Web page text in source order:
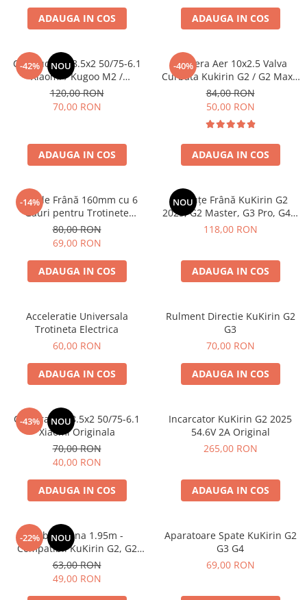
https://www.doctortrotineta.ro/frane
Placute de frana
Manete de frana
https://www.doctortrotineta.ro/lumini
https://www.doctortrotineta.ro/cadru
Aparatori (aripi)
Cricuri trotineta
Suspensie
Cauciucuri
https://www.doctortrotineta.ro/camere-
https://www.doctortrotineta.ro/cauciucuri-
trotinete-electrice
https://www.doctortrotineta.ro/cauciucuri-
cu-camera
cauciucuri-bicicleta
Camere bicicleta
Cauciuc tubeless cu GEL antipană
Trotinete electrice
Biciclete Electrice
Anvelope moto
Camere moto
Anvelope ATV
Cauciucuri bicicleta
Anvelope și Camere Utilaje
ADAUGA IN COS ADAUGA IN COS
-42% NOU
Cauciuc Plin 8.5x2 50/75-6.1
Xiaomi / Kugoo M2 /
Ducati/Evergreen/Motus/
120,00 RON
70,00 RON
ADAUGA IN COS
-40%
Camera Aer 10x2.5 Valva
Curbata Kukirin G2 / G2 Max /
G2 Master
84,00 RON
50,00 RON
ADAUGA IN COS
-14%
Disc de Frână 160mm cu 6
Găuri pentru Trotinete
Electrice KuKirin G4 (Model
2025) și KuKirin G2 –
Performanță Premium
80,00 RON
69,00 RON
ADAUGA IN COS
NOU
Plăcuțe Frână KuKirin G2
2025, G2 Master, G3 Pro, G4 –
4 Bucăți (Set Complet Față +
118,00 RON
ADAUGA IN COS
Acceleratie Universala
Trotineta Electrica
60,00 RON
ADAUGA IN COS
Rulment Directie KuKirin G2
G3
70,00 RON
ADAUGA IN COS
-43% NOU
Camera Aer 8.5x2 50/75-6.1
Xiaomi Originala
70,00 RON
40,00 RON
ADAUGA IN COS
Incarcator KuKirin G2 2025
54.6V 2A Original
265,00 RON
ADAUGA IN COS
-22% NOU
Cablu Frana 1.95m -
Compatibil KuKirin G2, G2
Max, G3, G2 Master
63,00 RON
49,00 RON
Aparatoare Spate KuKirin G2
G3 G4
69,00 RON